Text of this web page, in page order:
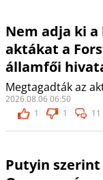
Nem adja ki
aktákat a
államfői
Megtagadták az
2026.08.06 06:50
1
1 11
Putyin szerint